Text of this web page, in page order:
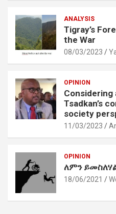
ANALYSIS
Tigray’s
the War
08/03/2023
OPINION
Considering
Tsadkan’s
society
11/03/2023
OPINION
ለምን
18/06/2021